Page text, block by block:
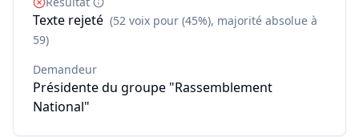
Texte rejeté (52 voix pour (45%), majorité absolue à
59)
Demandeur
Présidente du groupe "Rassemblement
National"